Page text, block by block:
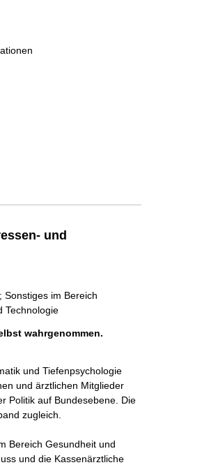
und
Sonstiges im Bereich
Technologie
wahrgenommen.
und Tiefenpsychologie
und ärztlichen Mitglieder
Politik auf Bundesebene. Die
zugleich.
Bereich Gesundheit und
und die Kassenärztliche